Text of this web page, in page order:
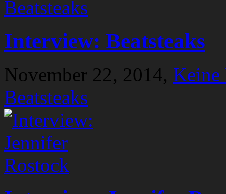
Interview: Beatsteaks
November 22, 2014, Keine
Beatsteaks